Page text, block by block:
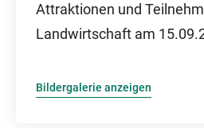
Attraktionen und
Landwirtschaft am
Bildergalerie anzeigen